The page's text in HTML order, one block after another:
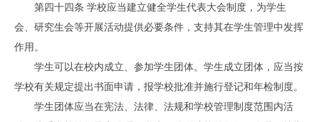
第四十四条 学校应当建立健全学生代表大会制度，为学生
会、研究生会等开展活动提供必要条件，支持其在学生管理中发挥
作用。
学生可以在校内成立、参加学生团体。学生成立团体，应当按
学校有关规定提出书面申请，报学校批准并施行登记和年检制度。
学生团体应当在宪法、法律、法规和学校管理制度范围内活